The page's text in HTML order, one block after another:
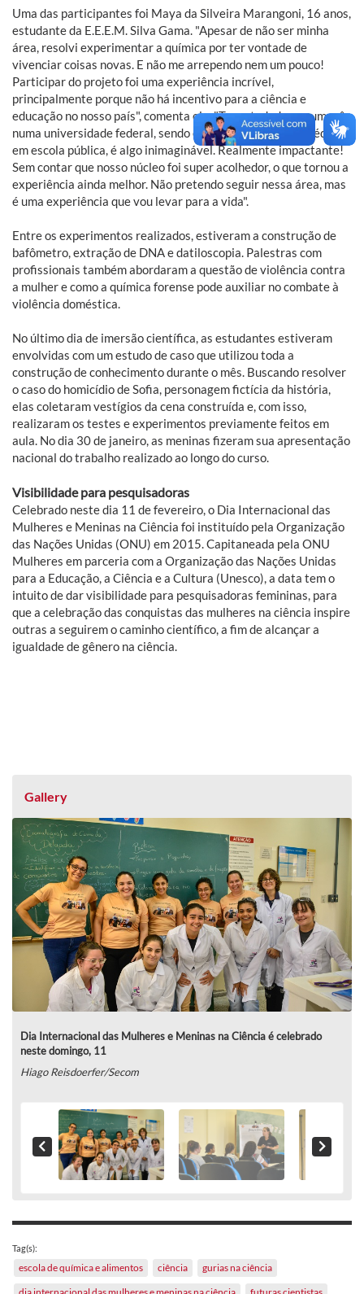
Uma das participantes foi Maya da Silveira Marangoni, 16 anos,
estudante da E.E.E.M. Silva Gama. "Apesar de não ser minha
área, resolvi experimentar a química por ter vontade de
vivenciar coisas novas. E não me arrependo nem um pouco!
Participar do projeto foi uma experiência incrível,
principalmente porque não há incentivo para a ciência e
educação no nosso país", comenta ela. "Ter estudado por um mês
numa universidade federal, sendo estudande do ensino médio
em escola pública, é algo inimaginável. Realmente impactante!
Sem contar que nosso núcleo foi super acolhedor, o que tornou a
experiência ainda melhor. Não pretendo seguir nessa área, mas
é uma experiência que vou levar para a vida".
Entre os experimentos realizados, estiveram a construção de
bafômetro, extração de DNA e datiloscopia. Palestras com
profissionais também abordaram a questão de violência contra
a mulher e como a química forense pode auxiliar no combate à
violência doméstica.
No último dia de imersão científica, as estudantes estiveram
envolvidas com um estudo de caso que utilizou toda a
construção de conhecimento durante o mês. Buscando resolver
o caso do homicídio de Sofia, personagem fictícia da história,
elas coletaram vestígios da cena construída e, com isso,
realizaram os testes e experimentos previamente feitos em
aula. No dia 30 de janeiro, as meninas fizeram sua apresentação
nacional do trabalho realizado ao longo do curso.
Visibilidade para pesquisadoras
Celebrado neste dia 11 de fevereiro, o Dia Internacional das
Mulheres e Meninas na Ciência foi instituído pela Organização
das Nações Unidas (ONU) em 2015. Capitaneada pela ONU
Mulheres em parceria com a Organização das Nações Unidas
para a Educação, a Ciência e a Cultura (Unesco), a data tem o
intuito de dar visibilidade para pesquisadoras femininas, para
que a celebração das conquistas das mulheres na ciência inspire
outras a seguirem o caminho científico, a fim de alcançar a
igualdade de gênero na ciência.
Gallery
Dia Internacional das Mulheres e Meninas na Ciência é celebrado
neste domingo, 11
Hiago Reisdoerfer/Secom
Tag(s):
escola de química e alimentos ciência
gurias na ciência